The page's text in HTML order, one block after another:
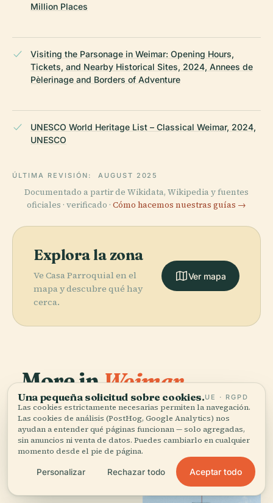
Million Places
Visiting the Parsonage in Weimar: Opening Hours,
Tickets, and Nearby Historical Sites, 2024, Annees de
Pèlerinage and Borders of Adventure
UNESCO World Heritage List – Classical Weimar, 2024,
UNESCO
ÚLTIMA REVISIÓN: AUGUST 2025
Documentado a partir de Wikidata, Wikipedia y fuentes
oficiales · verificado · Cómo hacemos nuestras guías →
Explora la zona
Ve Casa Parroquial en el
mapa y descubre qué hay
cerca.
Ver mapa
More inWeimar.
50 lugares por descubrir — unos cuantos que merece la
pena combinar.
PLACE
Parque An Der
Ilm
PLACE
Archivo
Nietzsche
Una pequeña solicitud sobre cookies.UE · RGPD
Las cookies estrictamente necesarias permiten la navegación.
Las cookies de análisis (PostHog, Google Analytics) nos
ayudan a entender qué páginas funcionan — solo agregadas,
sin anuncios ni venta de datos. Puedes cambiarlo en cualquier
momento desde el pie de página.
Personalizar Rechazar todo Aceptar todo